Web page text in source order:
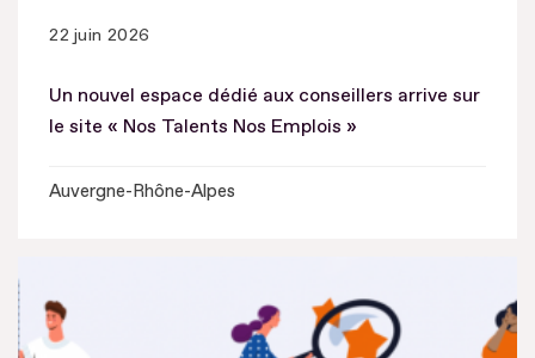
22 juin 2026
Un nouvel espace dédié aux conseillers arrive sur
le site « Nos Talents Nos Emplois »
Auvergne-Rhône-Alpes